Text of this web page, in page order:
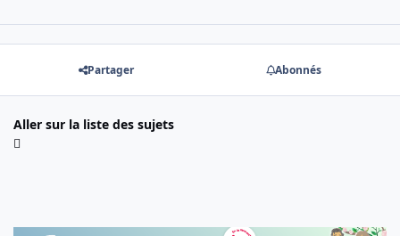
Partager Abonnés
Aller sur la liste des sujets